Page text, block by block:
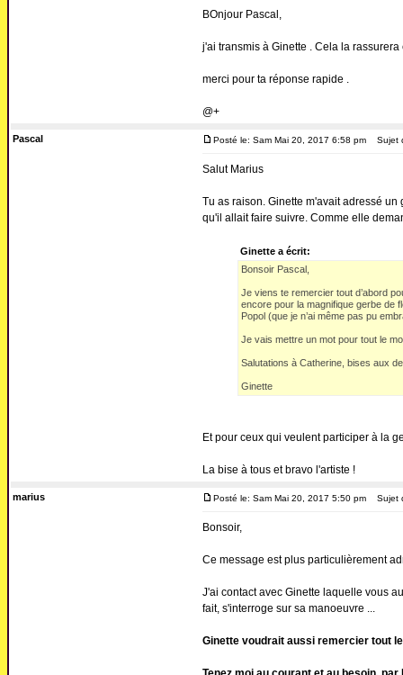
BOnjour Pascal,
j'ai transmis à Ginette . Cela la
merci pour ta réponse rapide .
@+
Pascal Posté le: Sam Mai 20, 2017 6:58 pm Sujet
Salut Marius
Tu as raison. Ginette m'avait adressé
qu'il allait faire suivre. Comme elle
Ginette a écrit:
Bonsoir Pascal,
Je viens te remercier tout d’abord
encore pour la magnifique gerbe de
Popol (que je n’ai même pas pu
Je vais mettre un mot pour tout le
Salutations à Catherine, bises aux
Ginette
Et pour ceux qui veulent participer à la
La bise à tous et bravo l'artiste !
marius Posté le: Sam Mai 20, 2017 5:50 pm Sujet
Bonsoir,
Ce message est plus particulièrement
J'ai contact avec Ginette laquelle vous
fait, s'interroge sur sa manoeuvre ...
Ginette voudrait aussi remercier tout